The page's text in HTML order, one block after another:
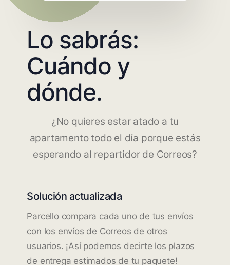
Lo sabrás:
Cuándo y
dónde.
¿No quieres estar atado a tu
apartamento todo el día porque estás
esperando al repartidor de Correos?
Solución actualizada
Parcello compara cada uno de tus envíos
con los envíos de Correos de otros
usuarios. ¡Así podemos decirte los plazos
de entrega estimados de tu paquete!